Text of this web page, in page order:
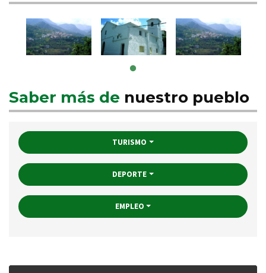
Saber más de nuestro pueblo
TURISMO
DEPORTE
EMPLEO